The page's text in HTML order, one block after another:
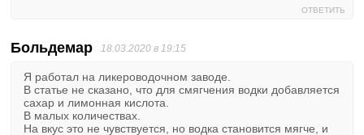
ОТВЕТИТЬ
Больдемар 18.03.2020 в 19:15
Я работал на ликероводочном заводе.
В статье не сказано, что для смягчения водки добавляется
сахар и лимонная кислота.
В малых количествах.
На вкус это не чувствуется, но водка становится мягче, и